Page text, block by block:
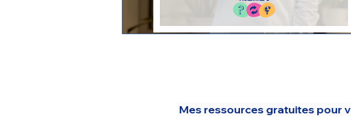
Mes ressources gratuites pour